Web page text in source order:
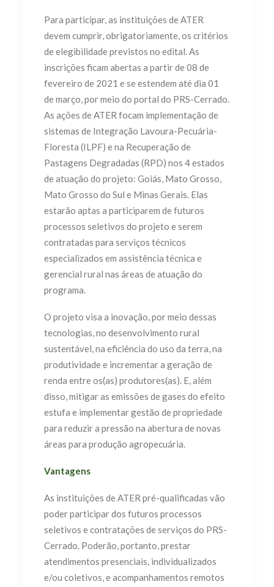
Para participar, as instituições de ATER
devem cumprir, obrigatoriamente, os critérios
de elegibilidade previstos no edital. As
inscrições ficam abertas a partir de 08 de
fevereiro de 2021 e se estendem até dia 01
de março, por meio do portal do PRS-Cerrado.
As ações de ATER focam implementação de
sistemas de Integração Lavoura-Pecuária-
Floresta (ILPF) e na Recuperação de
Pastagens Degradadas (RPD) nos 4 estados
de atuação do projeto: Goiás, Mato Grosso,
Mato Grosso do Sul e Minas Gerais. Elas
estarão aptas a participarem de futuros
processos seletivos do projeto e serem
contratadas para serviços técnicos
especializados em assistência técnica e
gerencial rural nas áreas de atuação do
programa.
O projeto visa a inovação, por meio dessas
tecnologias, no desenvolvimento rural
sustentável, na eficiência do uso da terra, na
produtividade e incrementar a geração de
renda entre os(as) produtores(as). E, além
disso, mitigar as emissões de gases do efeito
estufa e implementar gestão de propriedade
para reduzir a pressão na abertura de novas
áreas para produção agropecuária.
Vantagens
As instituições de ATER pré-qualificadas vão
poder participar dos futuros processos
seletivos e contratações de serviços do PRS-
Cerrado. Poderão, portanto, prestar
atendimentos presenciais, individualizados
e/ou coletivos, e acompanhamentos remotos